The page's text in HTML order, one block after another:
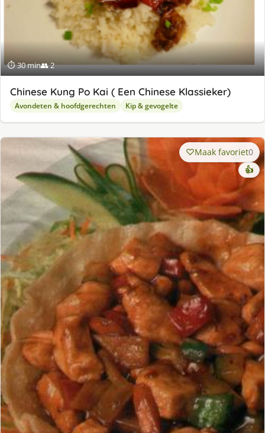
⏱ 30 min👥 2
Chinese Kung Po Kai ( Een Chinese Klassieker)
Avondeten & hoofdgerechten Kip & gevogelte
Maak favoriet0
👍